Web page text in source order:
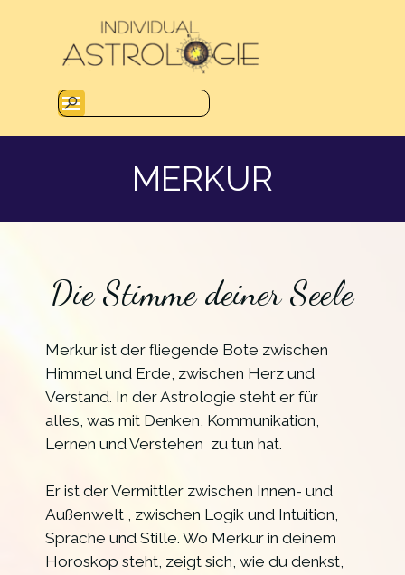
Menü überspringen
MERKUR
Die Stimme deiner Seele
Merkur ist der fliegende Bote zwischen
Himmel und Erde, zwischen Herz und
Verstand. In der Astrologie steht er für
alles, was mit Denken, Kommunikation,
Lernen und Verstehen zu tun hat.
Er ist der Vermittler zwischen Innen- und
Außenwelt , zwischen Logik und Intuition,
Sprache und Stille. Wo Merkur in deinem
Horoskop steht, zeigt sich, wie du denkst,